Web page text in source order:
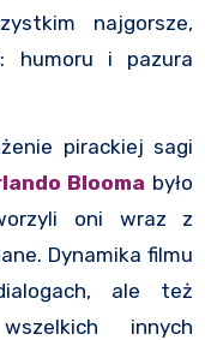
najgorsze,
humoru i pazura
pirackiej sagi
Blooma było
oni wraz z
Dynamika filmu
ale też
innych